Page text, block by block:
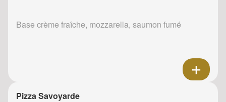
Base crème fraîche, mozzarella, saumon fumé
Pizza Savoyarde